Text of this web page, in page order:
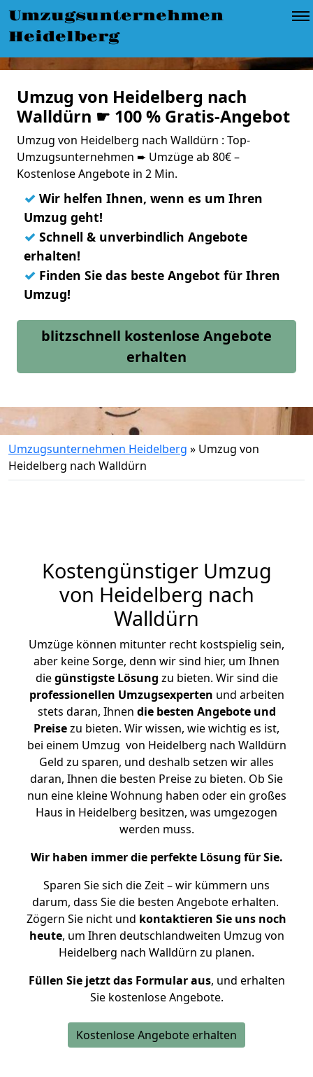
Umzugsunternehmen
Heidelberg
Umzug von Heidelberg nach
Walldürn ☛ 100 % Gratis-Angebot
Umzug von Heidelberg nach Walldürn : Top-
Umzugsunternehmen ➨ Umzüge ab 80€ –
Kostenlose Angebote in 2 Min.
✓ Wir helfen Ihnen, wenn es um Ihren
Umzug geht!
✓ Schnell & unverbindlich Angebote
erhalten!
✓ Finden Sie das beste Angebot für Ihren
Umzug!
blitzschnell kostenlose Angebote
erhalten
Umzugsunternehmen Heidelberg » Umzug von
Heidelberg nach Walldürn
Kostengünstiger Umzug
von Heidelberg nach
Walldürn
Umzüge können mitunter recht kostspielig sein,
aber keine Sorge, denn wir sind hier, um Ihnen
diegünstigste Lösung zu bieten. Wir sind die
professionellen Umzugsexperten und arbeiten
stets daran, Ihnen die besten Angebote und
Preisezu bieten. Wir wissen, wie wichtig es ist,
bei einem Umzug von Heidelberg nach Walldürn
Geld zu sparen, und deshalb setzen wir alles
daran, Ihnen die besten Preise zu bieten. Ob Sie
nun eine kleine Wohnung haben oder ein großes
Haus in Heidelberg besitzen, was umgezogen
werden muss.
Wir haben immer die perfekte Lösung für Sie.
Sparen Sie sich die Zeit – wir kümmern uns
darum, dass Sie die besten Angebote erhalten.
Zögern Sie nicht und kontaktieren Sie uns noch
heute, um Ihren deutschlandweiten Umzug von
Heidelberg nach Walldürn zu planen.
Füllen Sie jetzt das Formular aus, und erhalten
Sie kostenlose Angebote.
Kostenlose Angebote erhalten